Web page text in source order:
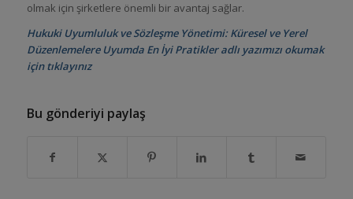
olmak için şirketlere önemli bir avantaj sağlar.
Hukuki Uyumluluk ve Sözleşme Yönetimi: Küresel ve Yerel
Düzenlemelere Uyumda En İyi Pratikleradlı yazımızı okumak
için tıklayınız
Bu gönderiyi paylaş